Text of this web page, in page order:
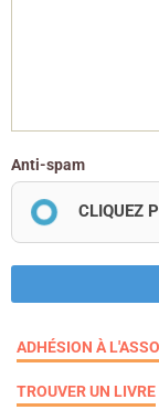
Anti-spam
CLIQUEZ
ADHÉSION À
TROUVER UN LIVRE